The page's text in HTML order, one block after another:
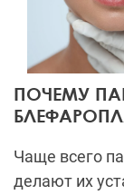
ПОЧЕМУ
Чаще всего
делают их